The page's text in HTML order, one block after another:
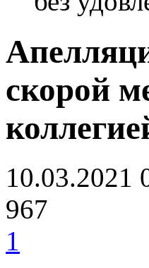
скорой
10.03.2021
967
1